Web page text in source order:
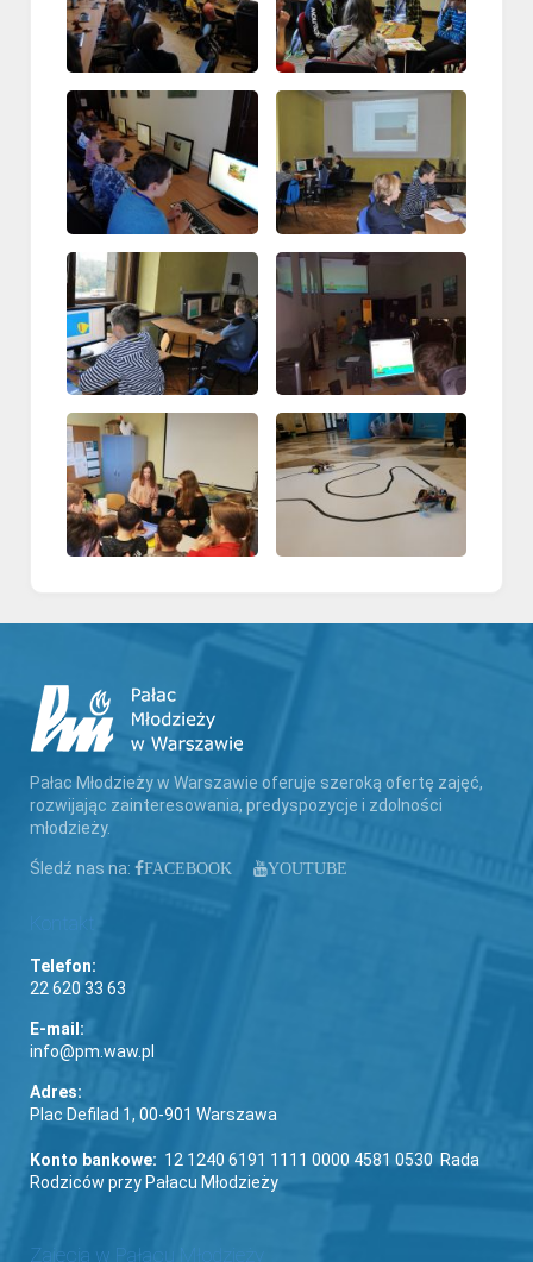
Pałac Młodzieży w Warszawie oferuje szeroką ofertę zajęć,
rozwijając zainteresowania, predyspozycje i zdolności
młodzieży.
Śledź nas na: FACEBOOK YOUTUBE
Telefon:
22 620 33 63
E-mail:
info@pm.waw.pl
Adres:
Plac Defilad 1, 00-901 Warszawa
Konto bankowe: 12 1240 6191 1111 0000 4581 0530 Rada
Rodziców przy Pałacu Młodzieży
Zajęcia w Pałacu Młodzieży